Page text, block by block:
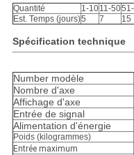
Quantité 1-1011-50
Est. Temps (jours)5 7 15
Spécification technique
Number modèle
Nombre d'axe
Affichage d'axe
Entrée de signal
Alimentation d'énergie
Poids (kilogrammes)
Entrée maximum